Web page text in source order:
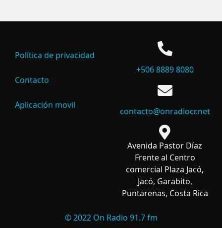
Política de privacidad
Contacto
Aplicación movil
+506 8889 8080
contacto@onradiocr.net
Avenida Pastor Díaz
Frente al Centro
comercial Plaza Jacó,
Jacó, Garabito,
Puntarenas, Costa Rica
© 2022 On Radio 91.7 fm